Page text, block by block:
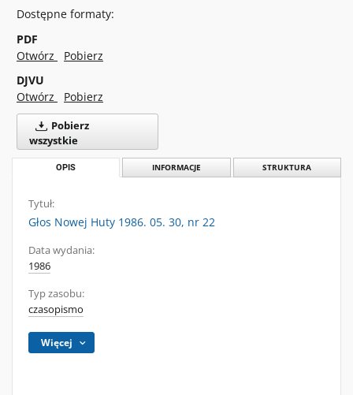
Dostępne formaty:
PDF
Otwórz
Pobierz
DJVU
Otwórz
Pobierz
Pobierz
wszystkie
OPIS INFORMACJE STRUKTURA
Tytuł:
Głos Nowej Huty 1986. 05. 30, nr 22
Data wydania:
1986
Typ zasobu:
czasopismo
Więcej